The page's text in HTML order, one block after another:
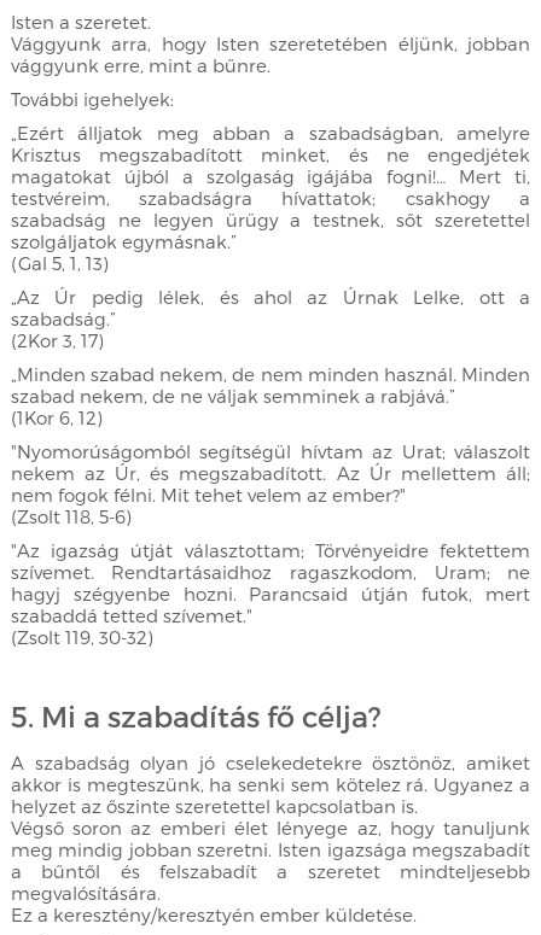
Isten a szeretet.
Vággyunk arra, hogy Isten szeretetében éljünk, jobban
vággyunk erre, mint a bűnre.
További igehelyek:
„Ezért álljatok meg abban a szabadságban, amelyre
Krisztus megszabadított minket, és ne engedjétek
magatokat újból a szolgaság igájába fogni!… Mert ti,
testvéreim, szabadságra hívattatok; csakhogy a
szabadság ne legyen ürügy a testnek, sőt szeretettel
szolgáljatok egymásnak.”
(Gal 5, 1, 13)
„Az Úr pedig lélek, és ahol az Úrnak Lelke, ott a
szabadság.”
(2Kor 3, 17)
„Minden szabad nekem, de nem minden használ. Minden
szabad nekem, de ne váljak semminek a rabjává.”
(1Kor 6, 12)
"Nyomorúságomból segítségül hívtam az Urat; válaszolt
nekem az Úr, és megszabadított. Az Úr mellettem áll;
nem fogok félni. Mit tehet velem az ember?"
(Zsolt 118, 5-6)
"Az igazság útját választottam; Törvényeidre fektettem
szívemet. Rendtartásaidhoz ragaszkodom, Uram; ne
hagyj szégyenbe hozni. Parancsaid útján futok, mert
szabaddá tetted szívemet."
(Zsolt 119, 30-32)
5. Mi a szabadítás fő célja?
A szabadság olyan jó cselekedetekre ösztönöz, amiket
akkor is megteszünk, ha senki sem kötelez rá. Ugyanez a
helyzet az őszinte szeretettel kapcsolatban is.
Végső soron az emberi élet lényege az, hogy tanuljunk
meg mindig jobban szeretni. Isten igazsága megszabadít
a bűntől és felszabadít a szeretet mindteljesebb
megvalósítására.
Ez a keresztény/keresztyén ember küldetése.